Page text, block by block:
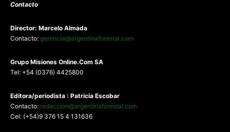
Contacto
Director: Marcelo Almada
Contacto: gerencia@argentinaforestal.com
Grupo Misiones Online.Com SA
Tel: +54 (0376) 4425800
Editora/periodista : Patricia Escobar
Contacto: redaccion@argentinaforestal.com
Cel: (+54)9 376 15 4 131636